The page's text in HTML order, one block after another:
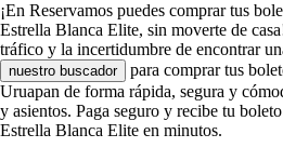
¡En Reservamos puedes comprar tus
Estrella Blanca Elite, sin moverte de
tráfico y la incertidumbre de encontrar
nuestro buscador
para comprar tus
Uruapan de forma rápida, segura y
y asientos. Paga seguro y recibe tu
Estrella Blanca Elite en minutos.